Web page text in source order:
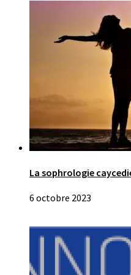
La sophrologie
6 octobre 2023